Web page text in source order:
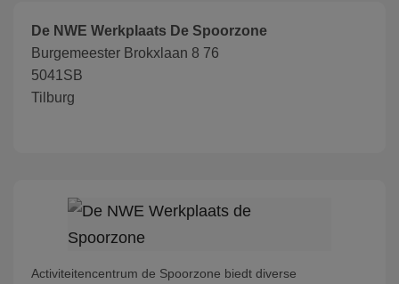
De NWE Werkplaats De Spoorzone
Burgemeester Brokxlaan 8 76
5041SB
Tilburg
Activiteitencentrum de Spoorzone biedt diverse